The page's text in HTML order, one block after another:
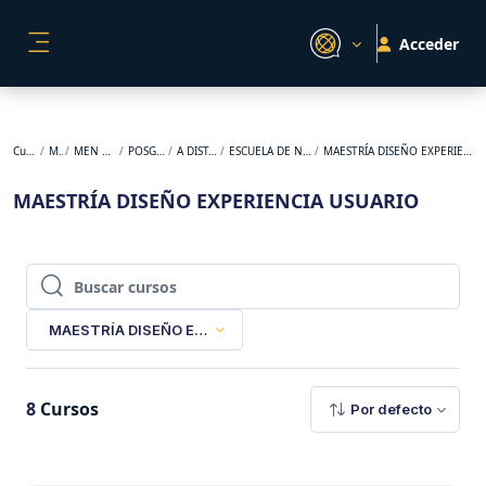
Acceder
Cursos MEN MEN 1-2023 POSGRADO A DISTANCIA ESCUELA DE NEGOCIOS MAESTRÍA DISEÑO EXPERIENCIA USUARIO
MAESTRÍA DISEÑO EXPERIENCIA USUARIO
Buscar cursos
Buscar cursos
MAESTRÍA DISEÑO EXPERIENCIA USUARIO
8 Cursos Por defecto